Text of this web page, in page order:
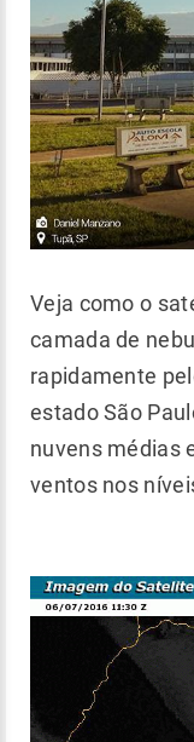
Veja como o
camada de
rapidamente
estado São
nuvens médias
ventos nos